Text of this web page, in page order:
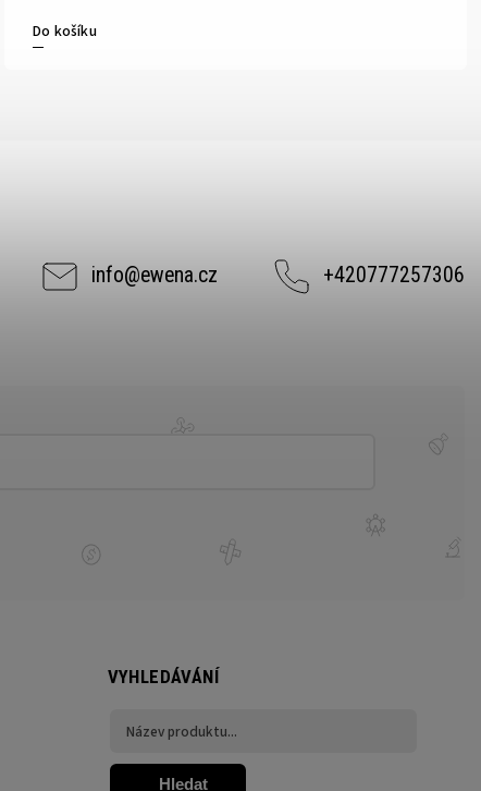
Do košíku
info@ewena.cz +420777257306
VYHLEDÁVÁNÍ
Hledat